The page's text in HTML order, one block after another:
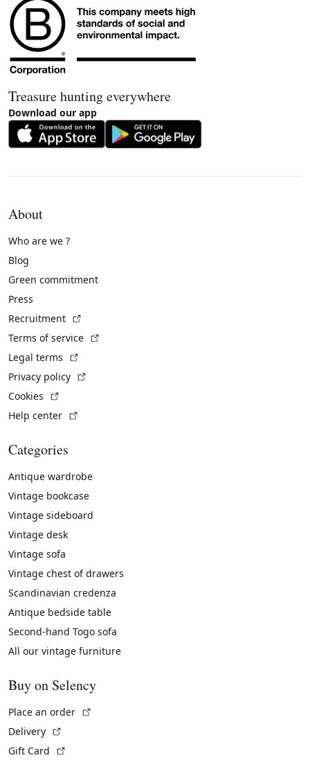
Treasure hunting everywhere
Download our app
About
Who are we ?
Blog
Green commitment
Press
Recruitment
Terms of service
Legal terms
Privacy policy
Cookies
Help center
Categories
Antique wardrobe
Vintage bookcase
Vintage sideboard
Vintage desk
Vintage sofa
Vintage chest of drawers
Scandinavian credenza
Antique bedside table
Second-hand Togo sofa
All our vintage furniture
Buy on Selency
Place an order
Delivery
Gift Card